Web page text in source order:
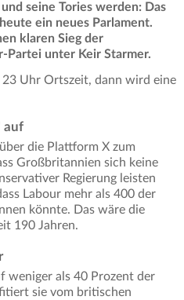
seine Tories werden: Das
ein neues Parlament.
klaren Sieg der
Partei unter Keir Starmer.
Uhr Ortszeit, dann wird eine
auf
die Plattform X zum
Großbritannien sich keine
Regierung leisten
Labour mehr als 400 der
könnte. Das wäre die
190 Jahren.
weniger als 40 Prozent der
sie vom britischen